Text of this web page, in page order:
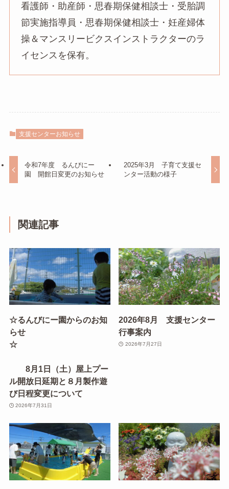
看護師・助産師・思春期保健相談士・受胎調
節実施指導員・思春期保健相談士・妊産婦体
操＆マンスリービクスインストラクターのラ
イセンスを保有。
支援センターお知らせ
令和7年度 るんびにー
園 開館日変更のお知らせ
2025年3月 子育て支援セ
ンター活動の様子
関連記事
☆るんびにー園からのお知
らせ
☆
8月1日（土）屋上プー
ル開放日延期と８月製作遊
び日程変更について
2026年7月31日
2026年8月 支援センター
行事案内
2026年7月27日